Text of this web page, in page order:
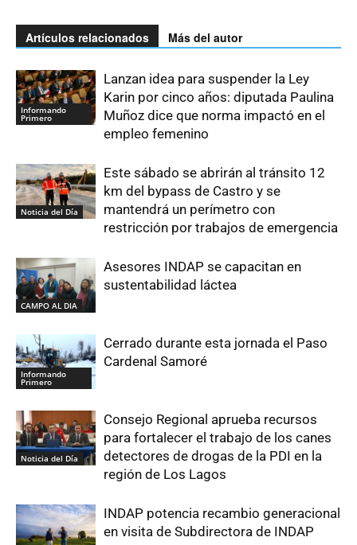
Artículos relacionados Más del autor
Informando
Primero
Lanzan idea para suspender la Ley
Karin por cinco años: diputada Paulina
Muñoz dice que norma impactó en el
empleo femenino
Noticia del Día
Este sábado se abrirán al tránsito 12
km del bypass de Castro y se
mantendrá un perímetro con
restricción por trabajos de emergencia
CAMPO AL DIA
Asesores INDAP se capacitan en
sustentabilidad láctea
Informando
Primero
Cerrado durante esta jornada el Paso
Cardenal Samoré
Noticia del Día
Consejo Regional aprueba recursos
para fortalecer el trabajo de los canes
detectores de drogas de la PDI en la
región de Los Lagos
INDAP potencia recambio generacional
en visita de Subdirectora de INDAP